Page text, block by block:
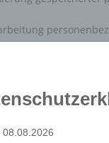
sich auf eine
persönlicher
08.08.2026